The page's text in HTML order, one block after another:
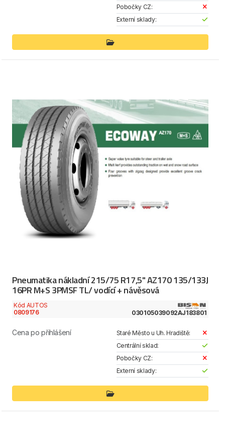
Pobočky CZ:
Externí sklady:
Pneumatika nákladní 215/75 R17,5" AZ170 135/133J
16PR M+S 3PMSF TL/ vodící + návěsová
Kód AUTOS
0809176
030105039092AJ183801
Cena po přihlášení
Staré Město u Uh. Hradiště:
Centrální sklad:
Pobočky CZ:
Externí sklady: